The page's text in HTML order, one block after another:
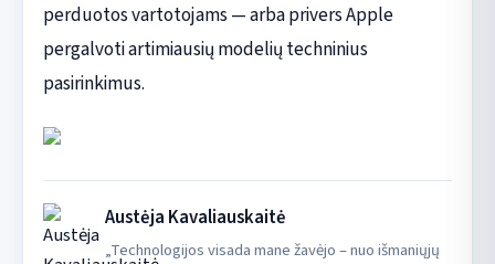
perduotos vartotojams — arba privers Apple
pergalvoti artimiausių modelių techninius
pasirinkimus.
Austėja Kavaliauskaitė
„Technologijos visada mane žavėjo – nuo išmaniųjų